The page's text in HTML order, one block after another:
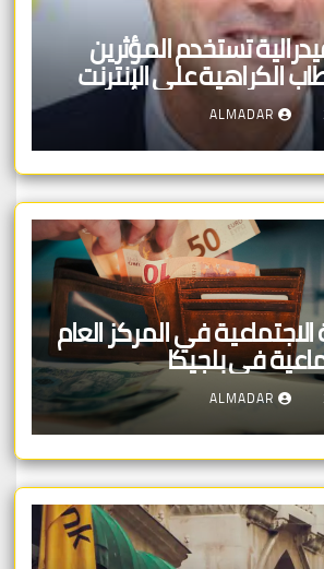
تستخدم المؤثرين
الكراهية على الإنترنت
ALMADAR
الاجتماعية في المركز العام
في بلجيكا
ALMADAR